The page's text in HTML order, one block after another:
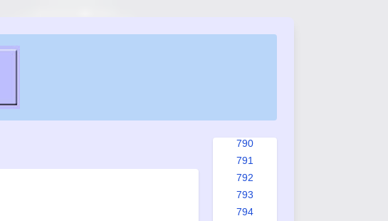
790
791
792
793
794